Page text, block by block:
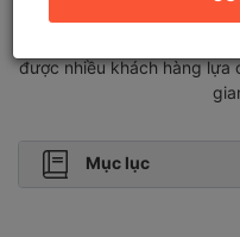
một chuyến đi. Cùng
được nhiều khách hàng lựa
Mục lục